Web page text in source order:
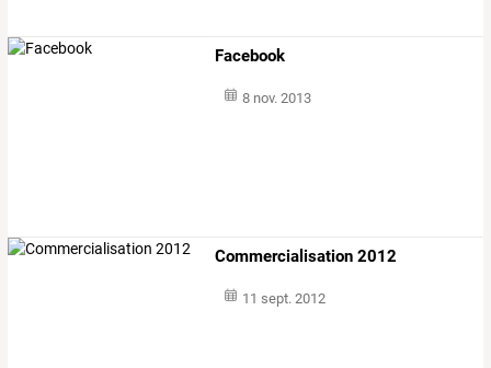
Facebook
8 nov. 2013
Commercialisation 2012
11 sept. 2012